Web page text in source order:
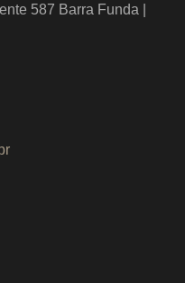
587 Barra Funda |